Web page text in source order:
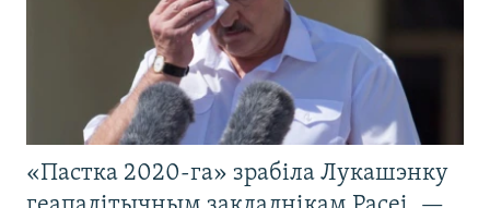
«Пастка 2020-га» зрабіла Лукашэнку